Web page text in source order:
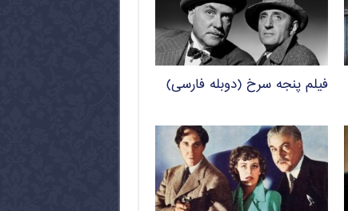
فیلم پنجه سرخ (دوبله فارسی)